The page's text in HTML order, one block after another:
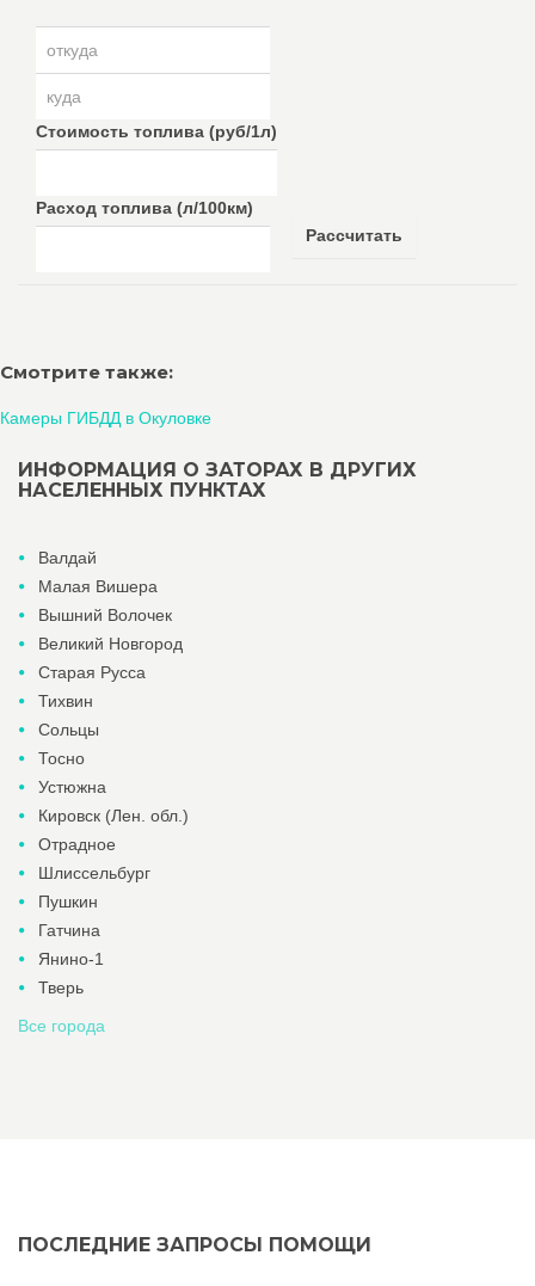
Стоимость топлива (руб/1л)
Расход топлива (л/100км)
Рассчитать
Смотрите также:
Камеры ГИБДД в Окуловке
ИНФОРМАЦИЯ О ЗАТОРАХ В ДРУГИХ
НАСЕЛЕННЫХ ПУНКТАХ
Валдай
Малая Вишера
Вышний Волочек
Великий Новгород
Старая Русса
Тихвин
Сольцы
Тосно
Устюжна
Кировск (Лен. обл.)
Отрадное
Шлиссельбург
Пушкин
Гатчина
Янино-1
Тверь
Все города
ПОСЛЕДНИЕ ЗАПРОСЫ ПОМОЩИ